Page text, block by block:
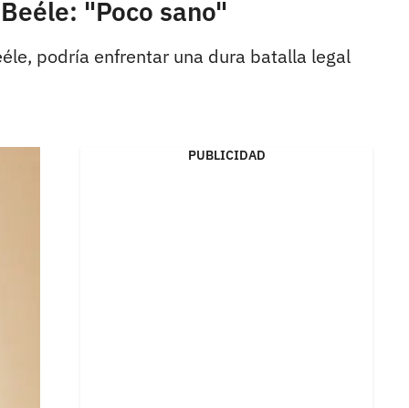
"Poco sano"
podría enfrentar una dura batalla legal
PUBLICIDAD